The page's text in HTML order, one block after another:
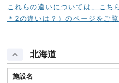
これらの違いについては、こち
＊2の違いは？）のページをご覧
北海道
施設名